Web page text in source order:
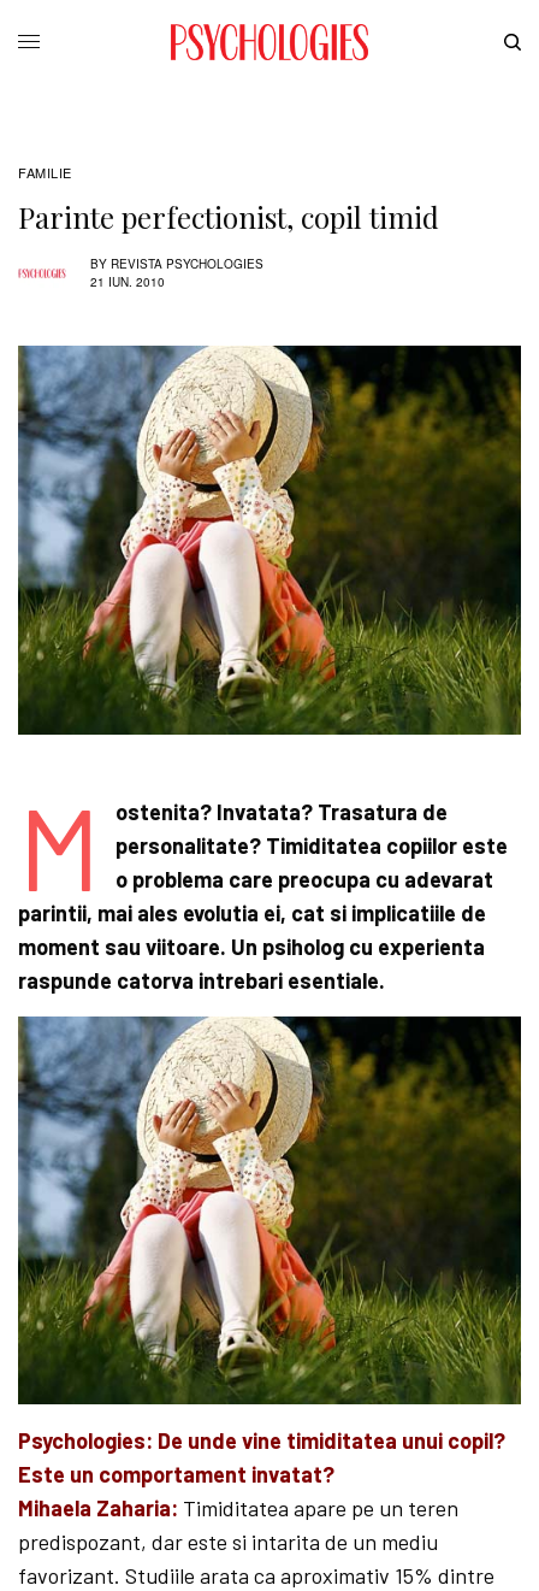
FAMILIE
Parinte perfectionist, copil timid
BY REVISTA PSYCHOLOGIES
21 IUN. 2010
M
ostenita? Invatata? Trasatura de
personalitate? Timiditatea copiilor este
o problema care preocupa cu adevarat
parintii, mai ales evolutia ei, cat si implicatiile de
moment sau viitoare. Un psiholog cu experienta
raspunde catorva intrebari esentiale.
Psychologies: De unde vine timiditatea unui copil?
Este un comportament invatat?
Mihaela Zaharia: Timiditatea apare pe un teren
predispozant, dar este si intarita de un mediu
favorizant. Studiile arata ca aproximativ 15% dintre